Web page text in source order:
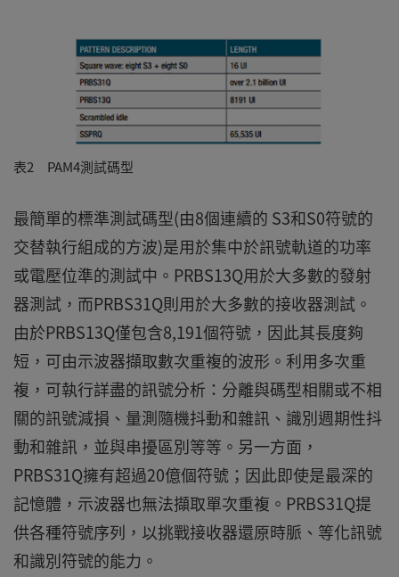
表2 PAM4測試碼型
最簡單的標準測試碼型(由8個連續的 S3和S0符號的
交替執行組成的方波)是用於集中於訊號軌道的功率
或電壓位準的測試中。PRBS13Q用於大多數的發射
器測試，而PRBS31Q則用於大多數的接收器測試。
由於PRBS13Q僅包含8,191個符號，因此其長度夠
短，可由示波器擷取數次重複的波形。利用多次重
複，可執行詳盡的訊號分析：分離與碼型相關或不相
關的訊號減損、量測隨機抖動和雜訊、識別週期性抖
動和雜訊，並與串擾區別等等。另一方面，
PRBS31Q擁有超過20億個符號；因此即使是最深的
記憶體，示波器也無法擷取單次重複。PRBS31Q提
供各種符號序列，以挑戰接收器還原時脈、等化訊號
和識別符號的能力。